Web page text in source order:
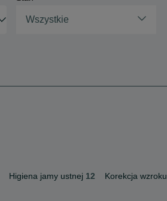
Wszystkie
Higiena jamy ustnej 12 Korekcja wzroku